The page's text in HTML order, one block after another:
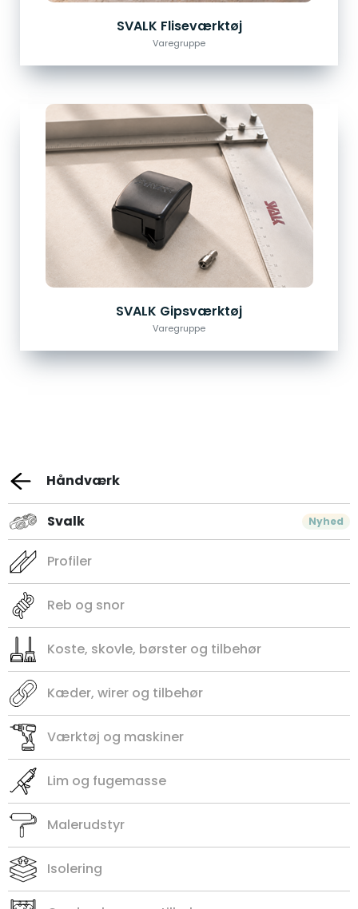
SVALK Fliseværktøj
Varegruppe
SVALK Gipsværktøj
Varegruppe
Håndværk
Svalk Nyhed
Profiler
Reb og snor
Koste, skovle, børster og tilbehør
Kæder, wirer og tilbehør
Værktøj og maskiner
Lim og fugemasse
Malerudstyr
Isolering